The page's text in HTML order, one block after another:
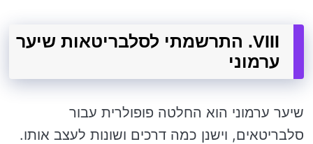
VIII. התרשמתי לסלבריטאות שיער
ערמוני
שיער ערמוני הוא החלטה פופולרית עבור
סלבריטאים, וישנן כמה דרכים ושונות לעצב אותו.